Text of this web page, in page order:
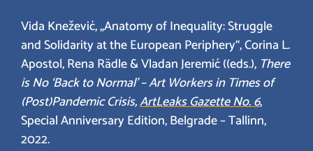
Vida Knežević, „Anatomy of Inequality: Struggle
and Solidarity at the European Periphery“, Corina L.
Apostol, Rena Rädle & Vladan Jeremić ((eds.), There
is No ‘Back to Normal’ – Art Workers in Times of
(Post)Pandemic Crisis,ArtLeaks Gazette No. 6,
Special Anniversary Edition, Belgrade – Tallinn,
2022.